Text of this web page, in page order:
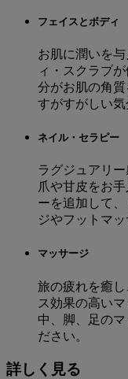
フェイスとボディ
お肌に潤いを
ィ・スクラブ
分がお肌の角質
すがすがしい気
ネイル・セラピー
ラグジュアリ
爪や甘皮をお
ーを追加して
ジやフットマ
マッサージ
旅の疲れを癒
ス効果の高い
中、脚、足の
ださい。
詳しく見る